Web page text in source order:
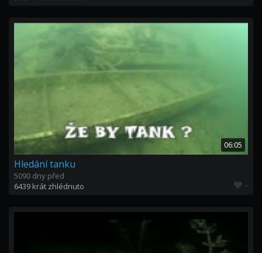
06:05
Hledání tanku
5090 dny před
6439 krát zhlédnuto
-